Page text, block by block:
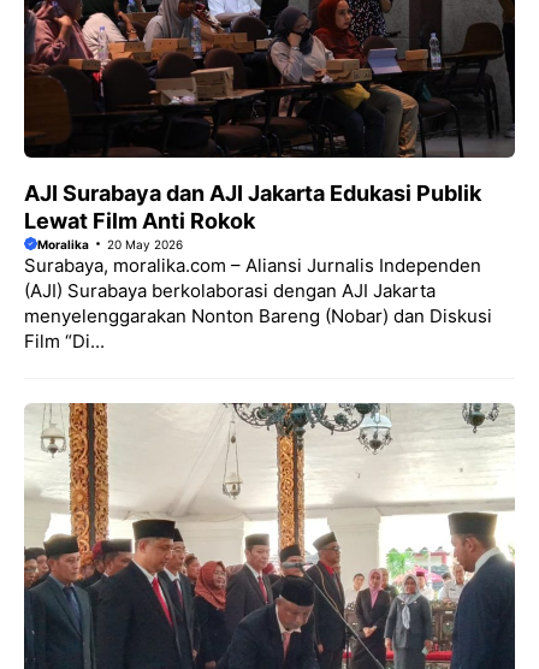
AJI Surabaya dan AJI Jakarta Edukasi Publik
Lewat Film Anti Rokok
Moralika 20 May 2026
Surabaya, moralika.com – Aliansi Jurnalis Independen
(AJI) Surabaya berkolaborasi dengan AJI Jakarta
menyelenggarakan Nonton Bareng (Nobar) dan Diskusi
Film “Di...